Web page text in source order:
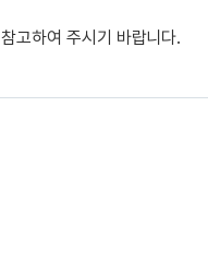
고하여 주시기 바랍니다.